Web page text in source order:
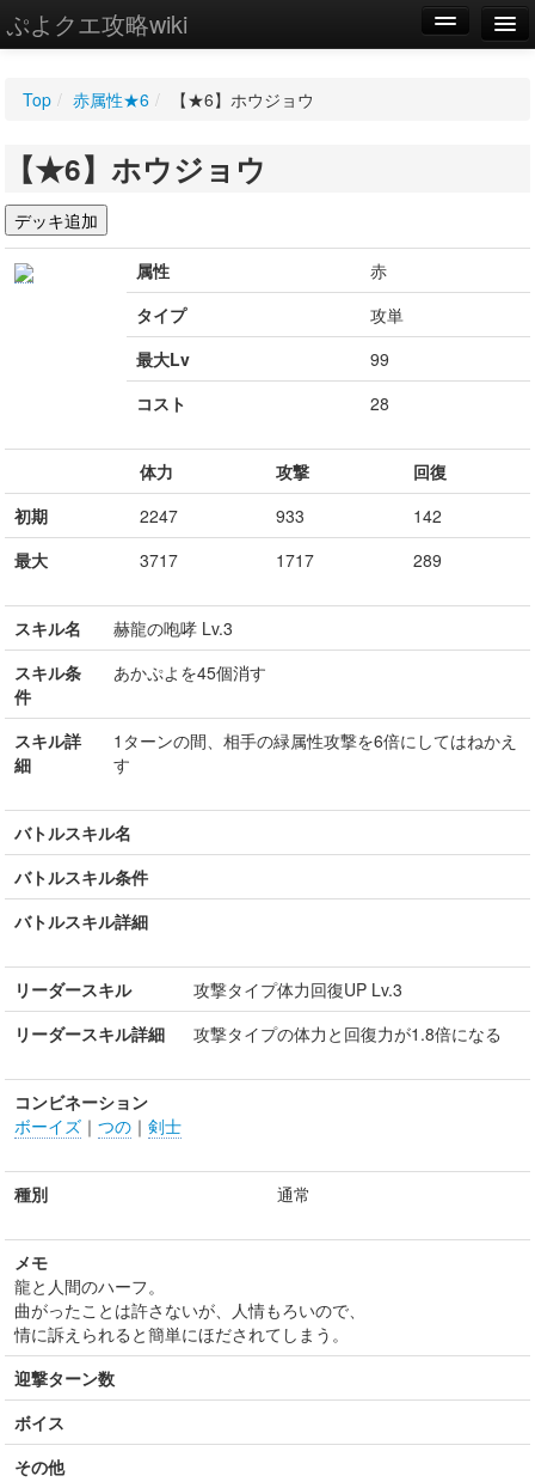
ぷよクエ攻略wiki
WIKI
設定
Top / 赤属性★6 / 【★6】ホウジョウ
【★6】ホウジョウ
属性
赤
タイプ
攻単
最大Lv
99
コスト
28
体力 攻撃
回復
初期
2247 933
142
最大
3717 1717 289
スキル名
赫龍の咆哮 Lv.3
スキル条
件
あかぷよを45個消す
スキル詳
細
1ターンの間、相手の緑属性攻撃を6倍にしてはねかえ
す
バトルスキル名
バトルスキル条件
バトルスキル詳細
リーダースキル
攻撃タイプ体力回復UP Lv.3
リーダースキル詳細
攻撃タイプの体力と回復力が1.8倍になる
コンビネーション
ボーイズ ｜ つの ｜ 剣士
種別 通常
メモ
龍と人間のハーフ。
曲がったことは許さないが、人情もろいので、
情に訴えられると簡単にほだされてしまう。
迎撃ターン数
ボイス
その他